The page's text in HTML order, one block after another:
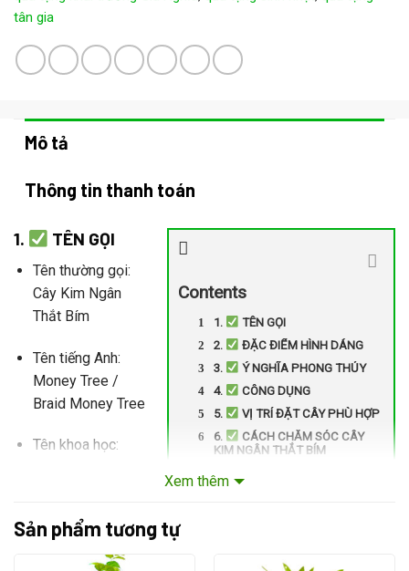
tân gia
Mô tả
Thông tin thanh toán
Contents
1.
TÊN GỌI
2.
ĐẶC ĐIỂM HÌNH DÁNG
3.
Ý NGHĨA PHONG THỦY
4.
CÔNG DỤNG
5.
VỊ TRÍ ĐẶT CÂY PHÙ HỢP
6.
CÁCH CHĂM SÓC CÂY
KIM NGÂN THẮT BÍM
7.
TẠI VƯỜN QUÀ TẶNG
1. TÊN GỌI
Tên thường gọi:
Cây Kim Ngân
Thắt Bím
Tên tiếng Anh:
Money Tree /
Braid Money Tree
Tên khoa học:
Bombacaceae (Gòn)
Xem thêm
Sản phẩm tương tự